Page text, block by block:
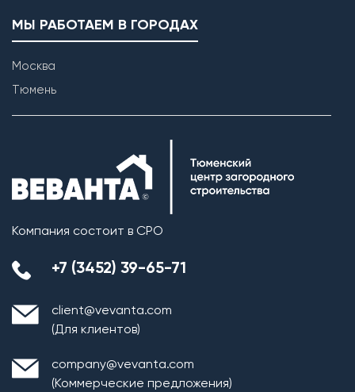
Возведение внутренних перегородок
МЫ РАБОТАЕМ В ГОРОДАХ
Москва
Тюмень
Компания состоит в СРО
+7 (3452) 39-65-71
client@vevanta.com
(Для клиентов)
company@vevanta.com
(Коммерческие предложения)